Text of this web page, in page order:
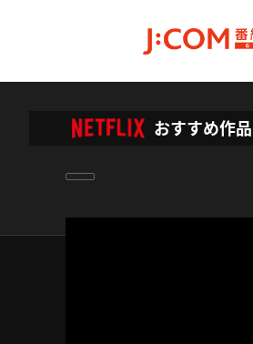
おすすめ作品